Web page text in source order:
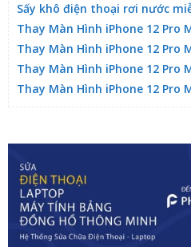
Sấy khô điện thoại rơi nước
Thay Màn Hình iPhone 12 Pro
Thay Màn Hình iPhone 12 Pro
Thay Màn Hình iPhone 12 Pro
Thay Màn Hình iPhone 12 Pro